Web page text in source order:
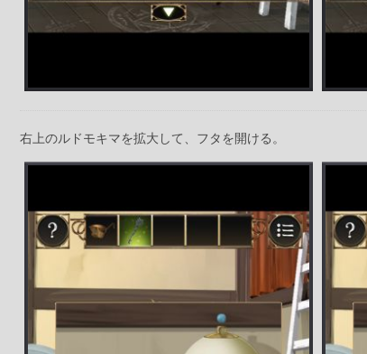
右上のルドモキマを拡大して、フタを開ける。